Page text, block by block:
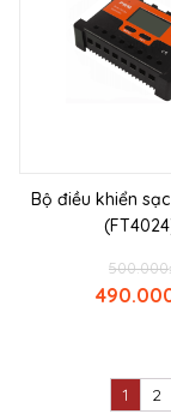
Bộ điều khiển
500.000
1 2